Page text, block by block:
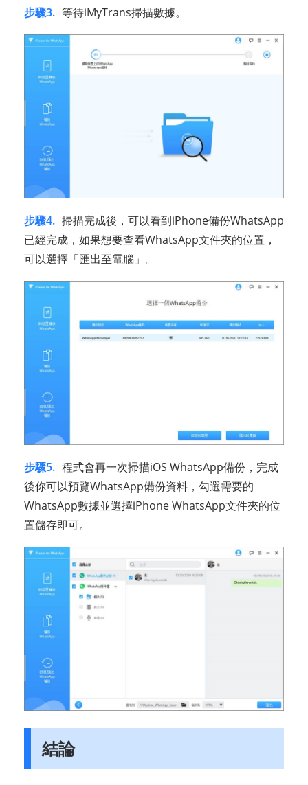
步驟3. 等待iMyTrans掃描數據。
步驟4. 掃描完成後，可以看到iPhone備份WhatsApp
已經完成，如果想要查看WhatsApp文件夾的位置，
可以選擇「匯出至電腦」。
步驟5. 程式會再一次掃描iOS WhatsApp備份，完成
後你可以預覽WhatsApp備份資料，勾選需要的
WhatsApp數據並選擇iPhone WhatsApp文件夾的位
置儲存即可。
結論